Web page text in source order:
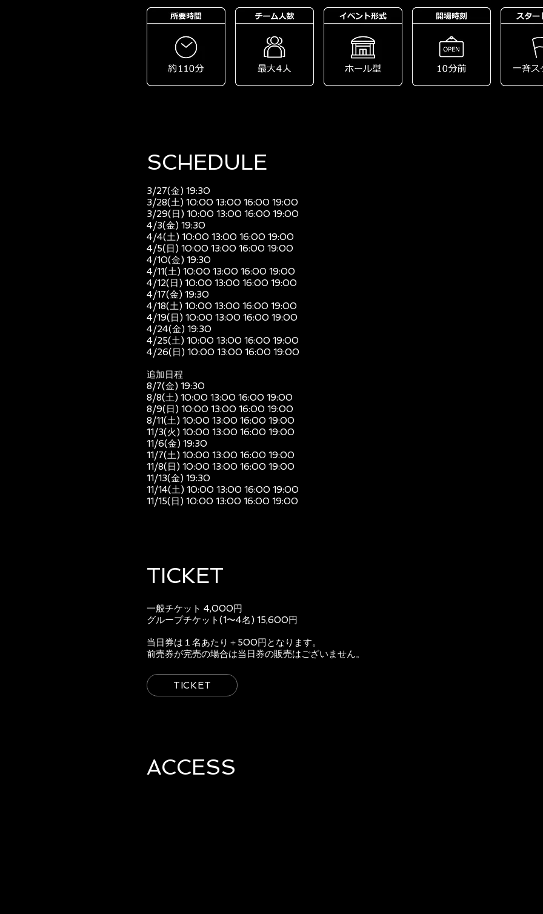
SCHEDULE​
3/27(金) 19:30
3/28(土) 10:00 13:00 16:00 19:00
3/29(日) 10:00 13:00 16:00 19:00
4/3(金) 19:30
4/4(土) 10:00 13:00 16:00 19:00
4/5(日) 10:00 13:00 16:00 19:00
4/10(金) 19:30
4/11(土) 10:00 13:00 16:00 19:00
4/12(日) 10:00 13:00 16:00 19:00
4/17(金) 19:30
4/18(土) 10:00 13:00 16:00 19:00
4/19(日) 10:00 13:00 16:00 19:00
4/24(金) 19:30
4/25(土) 10:00 13:00 16:00 19:00
4/26(日) 10:00 13:00 16:00 19:00
追加日程
8/7(金) 19:30
8/8(土) 10:00 13:00 16:00 19:00
8/9(日) 10:00 13:00 16:00 19:00
8/11(土) 10:00 13:00 16:00 19:00
11/3(火) 10:00 13:00 16:00 19:00
11/6(金) 19:30
11/7(土) 10:00 13:00 16:00 19:00
11/8(日) 10:00 13:00 16:00 19:00
11/13(金) 19:30
11/14(土) 10:00 13:00 16:00 19:00
11/15(日) 10:00 13:00 16:00 19:00
TICKET
一般チケット 4,000円
グループチケット(1〜4名) 15,600円
当日券は１名あたり＋500円となります。
前売券が完売の場合は当日券の販売はございません。
TICKET
ACCESS